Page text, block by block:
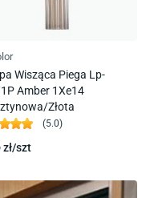
Wisząca Piega Lp-
Amber 1Xe14
Złota
(5.0)
zł/szt